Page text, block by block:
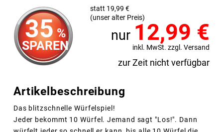
35 %
SPAREN
statt 19,99 €
(unser alter Preis)
nur 12,99 €
inkl. MwSt. zzgl. Versand
zur Zeit nicht verfügbar
Artikelbeschreibung
Das blitzschnelle Würfelspiel!
Jeder bekommt 10 Würfel. Jemand sagt "Los!". Dann